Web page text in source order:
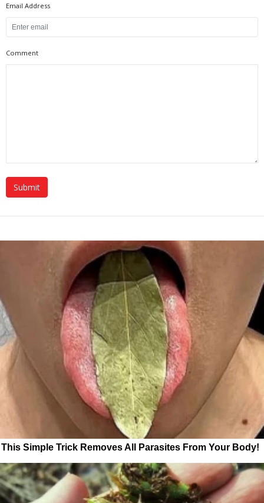
Email Address
Comment
This Simple Trick Removes All Parasites From Your Body!